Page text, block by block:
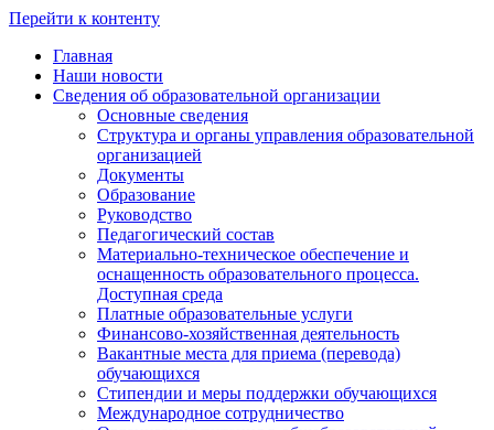
Перейти к контенту
Главная
Наши новости
Сведения об образовательной организации
Основные сведения
Структура и органы управления образовательной
организацией
Документы
Образование
Руководство
Педагогический состав
Материально-техническое обеспечение и
оснащенность образовательного процесса.
Доступная среда
Платные образовательные услуги
Финансово-хозяйственная деятельность
Вакантные места для приема (перевода)
обучающихся
Стипендии и меры поддержки обучающихся
Международное сотрудничество